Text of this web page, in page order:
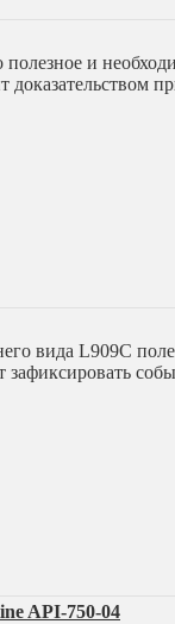
и
доказательством
вида L909C
API-750-04